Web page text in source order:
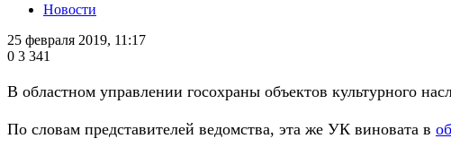
Новости
25 февраля 2019, 11:17
0 3 341
В областном управлении госохраны объектов культурного
По словам представителей ведомства, эта же УК виновата в